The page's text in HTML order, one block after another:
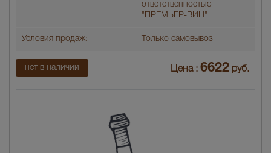
ответственностью
"ПРЕМЬЕР-ВИН"
Условия продаж: Только самовывоз
нет в наличии Цена : 6622 руб.